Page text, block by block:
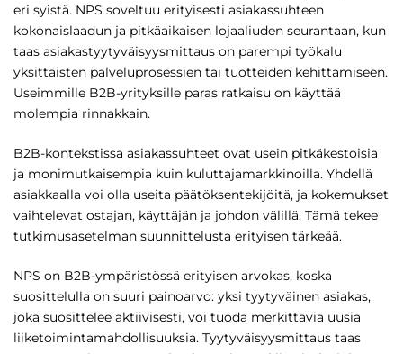
eri syistä. NPS soveltuu erityisesti asiakassuhteen
kokonaislaadun ja pitkäaikaisen lojaaliuden seurantaan, kun
taas asiakastyytyväisyysmittaus on parempi työkalu
yksittäisten palveluprosessien tai tuotteiden kehittämiseen.
Useimmille B2B-yrityksille paras ratkaisu on käyttää
molempia rinnakkain.
B2B-kontekstissa asiakassuhteet ovat usein pitkäkestoisia
ja monimutkaisempia kuin kuluttajamarkkinoilla. Yhdellä
asiakkaalla voi olla useita päätöksentekijöitä, ja kokemukset
vaihtelevat ostajan, käyttäjän ja johdon välillä. Tämä tekee
tutkimusasetelman suunnittelusta erityisen tärkeää.
NPS on B2B-ympäristössä erityisen arvokas, koska
suosittelulla on suuri painoarvo: yksi tyytyväinen asiakas,
joka suosittelee aktiivisesti, voi tuoda merkittäviä uusia
liiketoimintamahdollisuuksia. Tyytyväisyysmittaus taas